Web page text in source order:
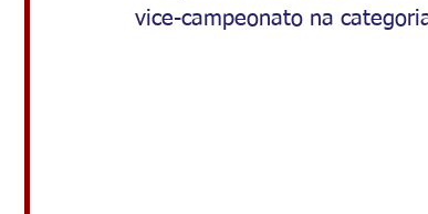
vice-campeonato na